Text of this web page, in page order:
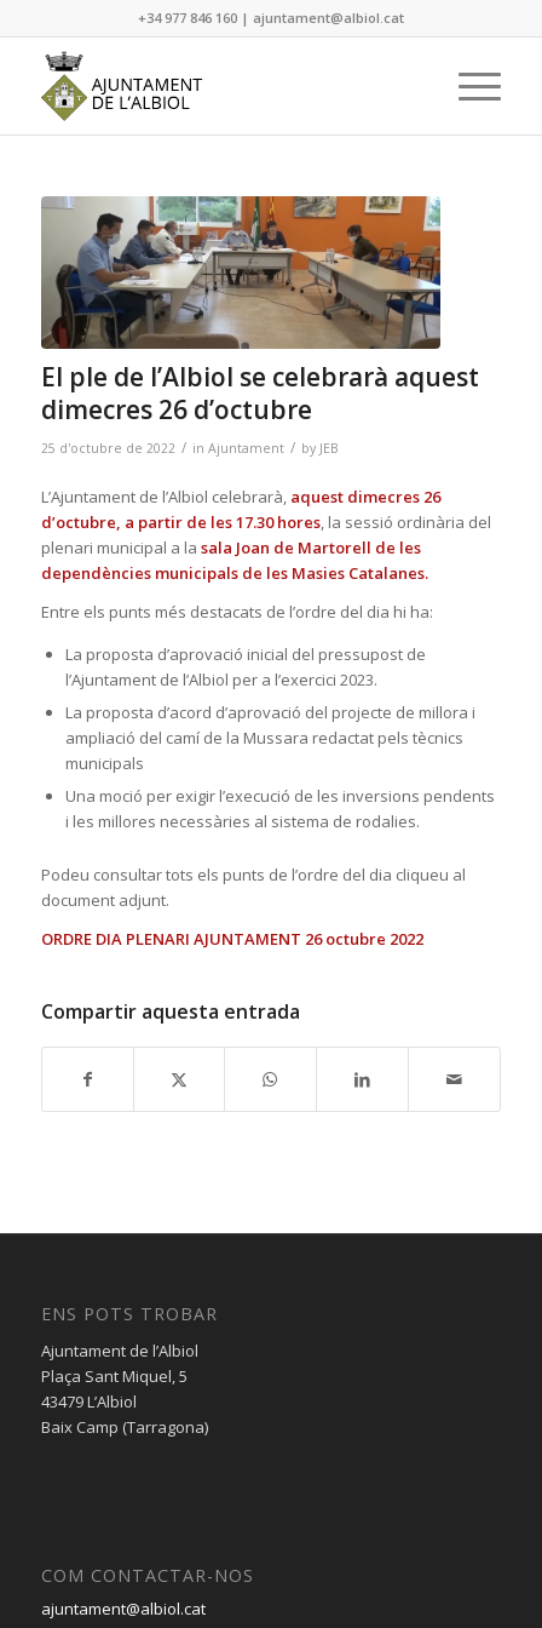
+34 977 846 160| ajuntament@albiol.cat
El ple de l’Albiol se celebrarà aquest
dimecres 26 d’octubre
25 d'octubre de 2022 / in Ajuntament / by JEB
L’Ajuntament de l’Albiol celebrarà, aquest dimecres 26
d’octubre, a partir de les 17.30 hores, la sessió ordinària del
plenari municipal a la sala Joan de Martorell de les
dependències municipals de les Masies Catalanes.
Entre els punts més destacats de l’ordre del dia hi ha:
La proposta d’aprovació inicial del pressupost de
l’Ajuntament de l’Albiol per a l’exercici 2023.
La proposta d’acord d’aprovació del projecte de millora i
ampliació del camí de la Mussara redactat pels tècnics
municipals
Una moció per exigir l’execució de les inversions pendents
i les millores necessàries al sistema de rodalies.
Podeu consultar tots els punts de l’ordre del dia cliqueu al
document adjunt.
ORDRE DIA PLENARI AJUNTAMENT 26 octubre 2022
Compartir aquesta entrada
ENS POTS TROBAR
Ajuntament de l’Albiol
Plaça Sant Miquel, 5
43479 L’Albiol
Baix Camp (Tarragona)
COM CONTACTAR-NOS
ajuntament@albiol.cat